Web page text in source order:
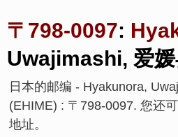
〒798-0097:
Uwajimashi, 爱
日本的邮编 - Hyakunora,
(EHIME) : 〒798-0097. 您还
地址。